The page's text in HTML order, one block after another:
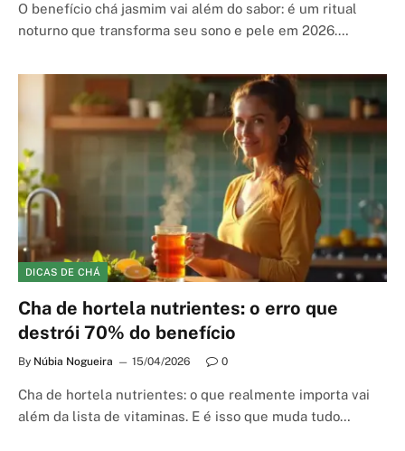
O benefício chá jasmim vai além do sabor: é um ritual
noturno que transforma seu sono e pele em 2026.…
DICAS DE CHÁ
Cha de hortela nutrientes: o erro que
destrói 70% do benefício
By Núbia Nogueira 15/04/2026 0
Cha de hortela nutrientes: o que realmente importa vai
além da lista de vitaminas. E é isso que muda tudo…